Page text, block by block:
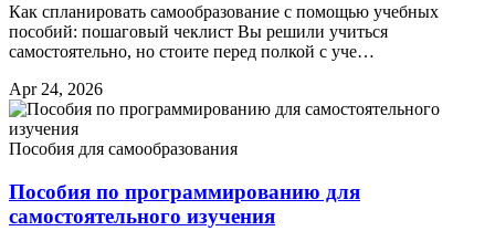
Как спланировать самообразование с помощью учебных
пособий: пошаговый чеклист Вы решили учиться
самостоятельно, но стоите перед полкой с уче…
Apr 24, 2026
Пособия для самообразования
Пособия по программированию для
самостоятельного изучения